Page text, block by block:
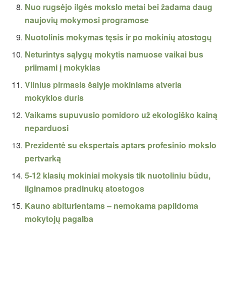
Nuo rugsėjo ilgės mokslo metai bei žadama daug
naujovių mokymosi programose
Nuotolinis mokymas tęsis ir po mokinių atostogų
Neturintys sąlygų mokytis namuose vaikai bus
priimami į mokyklas
Vilnius pirmasis šalyje mokiniams atveria
mokyklos duris
Vaikams supuvusio pomidoro už ekologiško kainą
neparduosi
Prezidentė su ekspertais aptars profesinio mokslo
pertvarką
5-12 klasių mokiniai mokysis tik nuotoliniu būdu,
ilginamos pradinukų atostogos
Kauno abiturientams – nemokama papildoma
mokytojų pagalba